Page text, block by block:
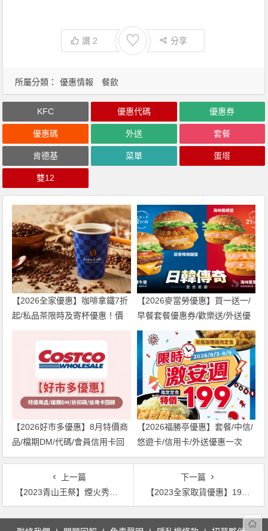
讚 2 ♡ 分享
所屬分類： 優惠情報 餐飲
KFC 優惠代碼 優惠券
優惠碼 外送 套餐
肯德基 菜單 蛋塔
雙12
【2026全家優惠】咖啡拿鐵7折
起/私品茶限時及寄杯優惠！價
【2026麥當勞優惠】買一送一/
早餐套餐優惠券/歡樂送/外送優
惠/菜單整理
【2026好市多優惠】8月特價商
品/檔期DM/代碼/會員信用卡回
饋一次看！
【2026福勝亭優惠】套餐/中信/
悠遊卡/信用卡/外送優惠一次
看！
上一篇
【2023青山王祭】煙火秀時間/萬華大鬧熱活動/青山宮遶境路線整理
下一篇
【2023全家取貨優惠】19元美式咖啡優惠券時間/期限，網購取件享優惠！
文